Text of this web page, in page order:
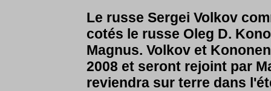
Le russe Sergei Volkov
cotés le russe Oleg D.
Magnus. Volkov et
2008 et seront rejoint par
reviendra sur terre dans